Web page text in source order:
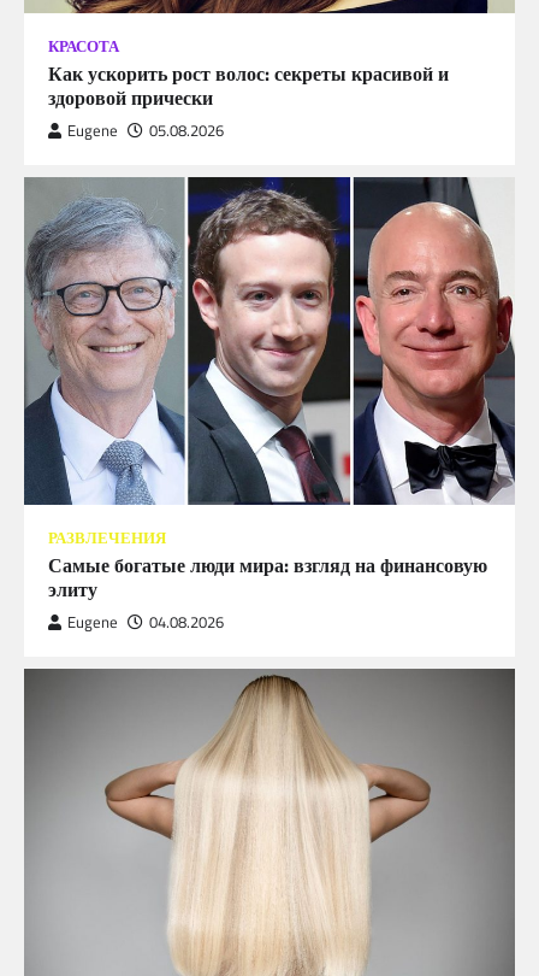
КРАСОТА
Как ускорить рост волос: секреты красивой и
здоровой прически
Eugene 05.08.2026
РАЗВЛЕЧЕНИЯ
Самые богатые люди мира: взгляд на финансовую
элиту
Eugene 04.08.2026